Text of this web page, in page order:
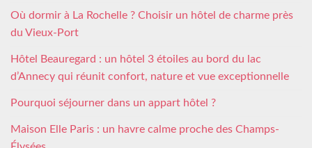
Où dormir à La Rochelle ? Choisir un hôtel de charme près
du Vieux-Port
Hôtel Beauregard : un hôtel 3 étoiles au bord du lac
d’Annecy qui réunit confort, nature et vue exceptionnelle
Pourquoi séjourner dans un appart hôtel ?
Maison Elle Paris : un havre calme proche des Champs-